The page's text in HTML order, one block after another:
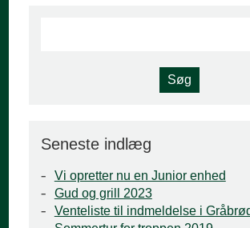
Seneste indlæg
Vi opretter nu en Junior enhed
Gud og grill 2023
Venteliste til indmeldelse i